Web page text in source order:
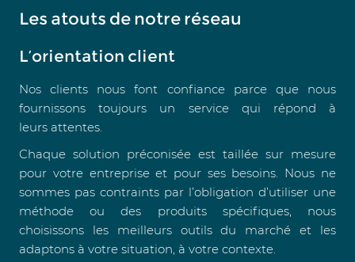
Les atouts de notre réseau
L’orientation client
Nos clients nous font confiance parce que nous
fournissons toujours un service qui répond à
leurs attentes.
Chaque solution préconisée est taillée sur mesure
pour votre entreprise et pour ses besoins. Nous ne
sommes pas contraints par l’obligation d’utiliser une
méthode ou des produits spécifiques, nous
choisissons les meilleurs outils du marché et les
adaptons à votre situation, à votre contexte.